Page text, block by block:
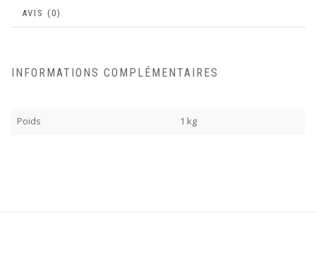
AVIS (0)
INFORMATIONS COMPLÉMENTAIRES
Poids 1 kg